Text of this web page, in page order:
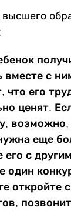
вместе с
что его
ценят.
еще
его с
один
откройте